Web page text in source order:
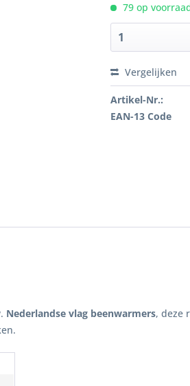
79 op
Vergelijken
Artikel-Nr.:
EAN-13 Code
. Nederlandse vlag beenwarmers, deze